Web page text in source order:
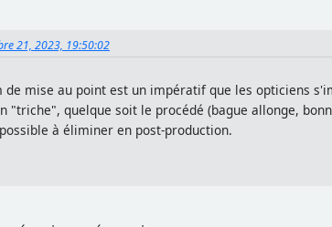
21, 2023, 19:50:02
mise au point est un impératif que les opticiens
"triche", quelque soit le procédé (bague allonge,
à éliminer en post-production.